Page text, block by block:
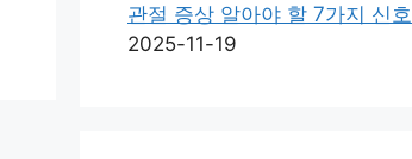
관절 증상 알아야 할 7가지 신호
2025-11-19